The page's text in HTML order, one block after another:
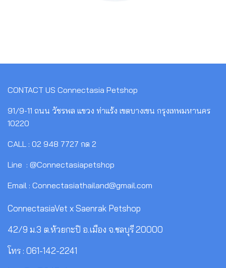
CONTACT US Connectasia Petshop
91/9-11 ถนน วัชรพล แขวง ท่าแร้ง เขตบางเขน กรุงเทพมหานคร
10220
CALL : 02 948 7727 กด 2
Line : @Connectasiapetshop
Email : Connectasiathailand@gmail.com
ConnectasiaVet x Saenrak Petshop
42/9 ม.3 ต.ห้วยกะปิ อ.เมือง จ.ชลบุรี 20000
โทร : 061-142-2241